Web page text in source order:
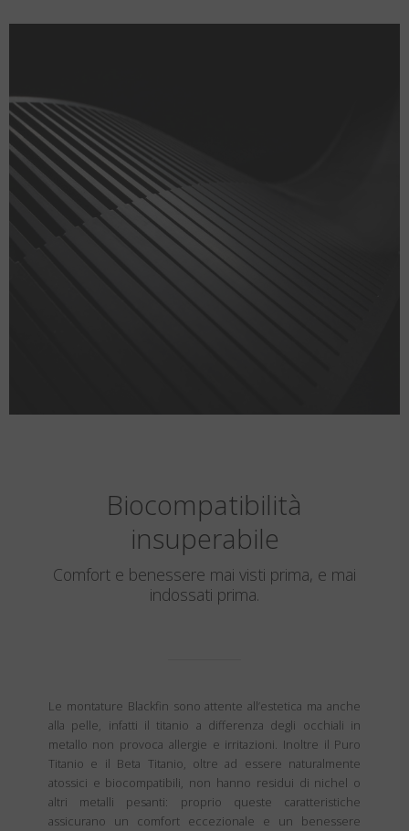
Biocompatibilità
insuperabile
Comfort e benessere mai visti prima, e mai
indossati prima.
Le montature Blackfin sono attente all’estetica ma anche
alla pelle, infatti il titanio a differenza degli occhiali in
metallo non provoca allergie e irritazioni. Inoltre il Puro
Titanio e il Beta Titanio, oltre ad essere naturalmente
atossici e biocompatibili, non hanno residui di nichel o
altri metalli pesanti: proprio queste caratteristiche
assicurano un comfort eccezionale e un benessere